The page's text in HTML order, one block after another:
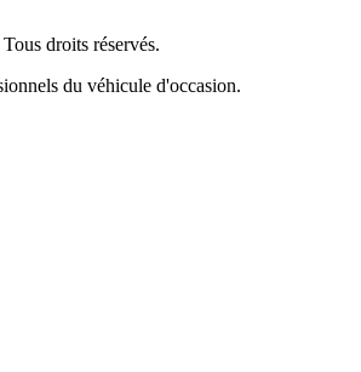
droits réservés.
du véhicule d'occasion.